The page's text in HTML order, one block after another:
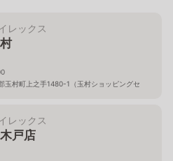
レックス
玉村町上之手1480-1（玉村ショッピングセ
レックス
戸店